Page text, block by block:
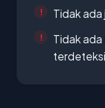
Tidak
Tidak ada
terdeteksi